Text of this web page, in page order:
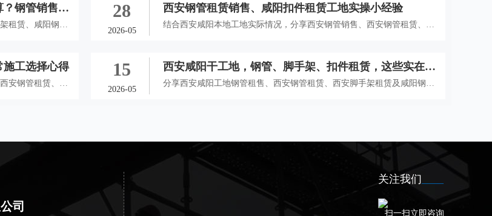
钢管销售租
租赁、咸阳钢管
28
2026-05
西安钢管租赁销售、咸阳扣件租赁工地实操小经验
结合西安咸阳本地工地实际情况，分享西安钢管销售、西安钢管租赁、西
施工选择心得
安钢管租赁、西
15
2026-05
西安咸阳干工地，钢管、脚手架、扣件租赁，这些实在经
验分享
分享西安咸阳工地钢管租售、西安钢管租赁、西安脚手架租赁及咸阳钢管
司
关注我们
扫一扫立即咨询